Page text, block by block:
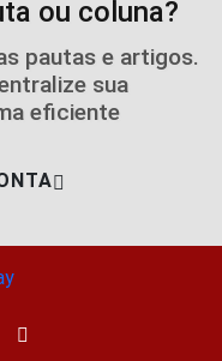
ou coluna?
pautas e artigos.
sua
eficiente